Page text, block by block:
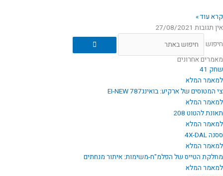
קרא עוד »
אין תגובות 27/08/2021
חיפוש
מאמרים אחרונים
שחק 41
למאמר המלא
צי המטוסים של ארקיע: בואינג787 EI-NEW
למאמר המלא
תאונת להטוט 208
למאמר המלא
ססנה 4X-DAL
למאמר המלא
מחלקת הטייס של הפלמ"ח-משימות: איתור מנחתים
למאמר המלא